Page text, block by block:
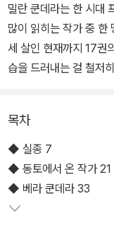
밀란 쿤데라는 한 시대
많이 읽히는 작가 중 한
세 살인 현재까지 17권
습을 드러내는 걸 철저
진 사람, 이미 이야기한
는 자기 자신의 실종을
워버리고자 한 이유는 무
프랑스 일간지 <르 몽
목차
◆ 실종 7
◆ 동토에서 온 작가 21
◆ 베라 쿤데라 33